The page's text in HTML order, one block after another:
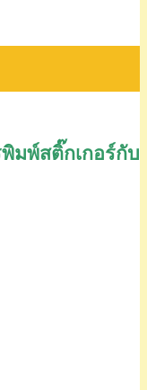
มพ์สติ๊กเกอร์กับ